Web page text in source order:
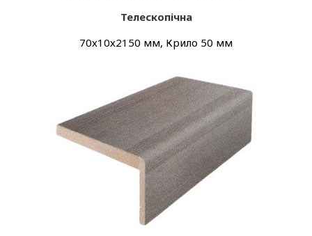
Телескопічна
70х10х2150 мм, Крило 50 мм